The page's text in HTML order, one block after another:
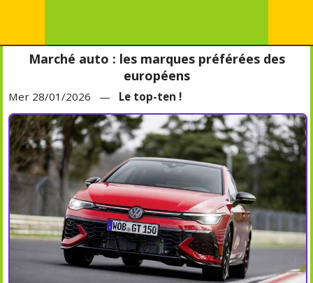
Marché auto : les marques préférées des
européens
Mer 28/01/2026 — Le top-ten !